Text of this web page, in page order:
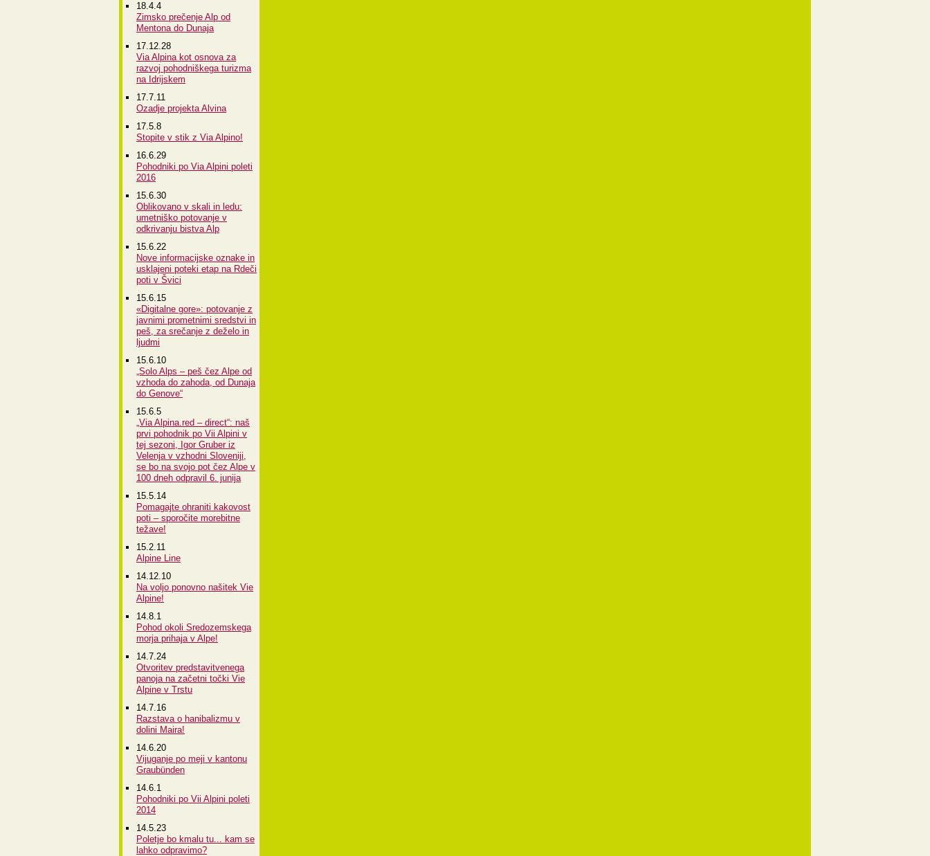
18.4.4
Zimsko prečenje Alp od
Mentona do Dunaja
17.12.28
Via Alpina kot osnova za
razvoj pohodniškega turizma
na Idrijskem
17.7.11
Ozadje projekta Alvina
17.5.8
Stopite v stik z Via Alpino!
16.6.29
Pohodniki po Via Alpini poleti
2016
15.6.30
Oblikovano v skali in ledu:
umetniško potovanje v
odkrivanju bistva Alp
15.6.22
Nove informacijske oznake in
usklajeni poteki etap na Rdeči
poti v Švici
15.6.15
«Digitalne gore»: potovanje z
javnimi prometnimi sredstvi in
peš, za srečanje z deželo in
ljudmi
15.6.10
„Solo Alps – peš čez Alpe od
vzhoda do zahoda, od Dunaja
do Genove“
15.6.5
„Via Alpina.red – direct“: naš
prvi pohodnik po Vii Alpini v
tej sezoni, Igor Gruber iz
Velenja v vzhodni Sloveniji,
se bo na svojo pot čez Alpe v
100 dneh odpravil 6. junija
15.5.14
Pomagajte ohraniti kakovost
poti – sporočite morebitne
težave!
15.2.11
Alpine Line
14.12.10
Na voljo ponovno našitek Vie
Alpine!
14.8.1
Pohod okoli Sredozemskega
morja prihaja v Alpe!
14.7.24
Otvoritev predstavitvenega
panoja na začetni točki Vie
Alpine v Trstu
14.7.16
Razstava o hanibalizmu v
dolini Maira!
14.6.20
Vijuganje po meji v kantonu
Graubünden
14.6.1
Pohodniki po Vii Alpini poleti
2014
14.5.23
Poletje bo kmalu tu... kam se
lahko odpravimo?